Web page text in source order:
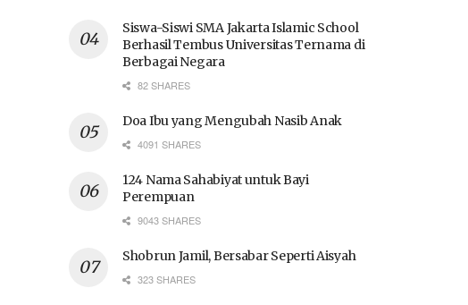
Siswa-Siswi SMA Jakarta Islamic School
Berhasil Tembus Universitas Ternama di
Berbagai Negara
82 SHARES
Doa Ibu yang Mengubah Nasib Anak
4091 SHARES
124 Nama Sahabiyat untuk Bayi
Perempuan
9043 SHARES
Shobrun Jamil, Bersabar Seperti Aisyah
323 SHARES